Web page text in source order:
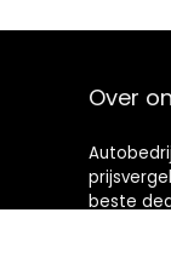
Over
beste